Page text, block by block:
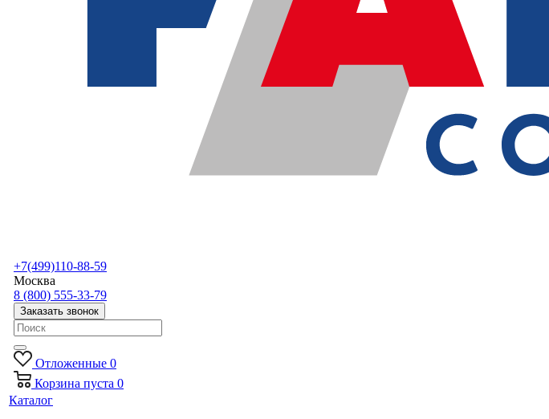
+7(499)110-88-59
Москва
8 (800) 555-33-79
Заказать звонок
Отложенные 0
Корзина пуста 0
Каталог